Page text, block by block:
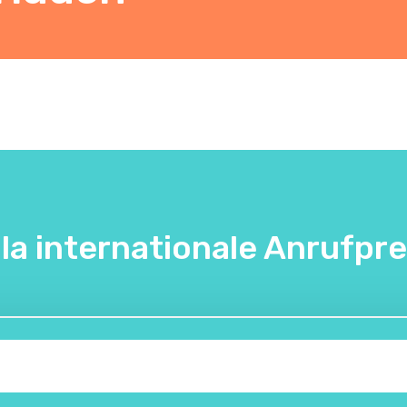
internationale